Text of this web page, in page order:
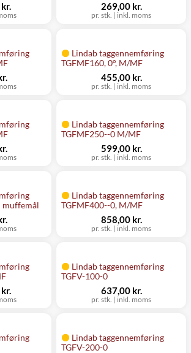
pr. stk. | inkl. moms
269,00 kr.
Lindab taggennemføring
TGFMF160, 0°, M/MF
pr. stk. | inkl. moms
455,00 kr.
Lindab taggennemføring
TGFMF250--0 M/MF
pr. stk. | inkl. moms
599,00 kr.
muffemål
Lindab taggennemføring
TGFMF400--0, M/MF
pr. stk. | inkl. moms
858,00 kr.
Lindab taggennemføring
TGFV-100-0
pr. stk. | inkl. moms
637,00 kr.
Lindab taggennemføring
TGFV-200-0